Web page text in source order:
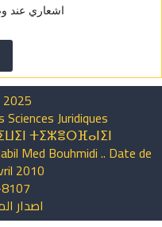
اشعاري عند
Juridiques
ⵜⵉⵣⴻⵔⴼⴰⵏⵉⵏ
Med Bouhmidi .. Date de
2010
اصدار